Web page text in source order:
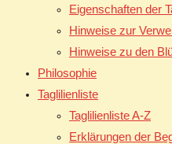
Eigenschaften der
Hinweise zur
Hinweise zu den
Philosophie
Taglilienliste
Taglilienliste A-Z
Erklärungen der